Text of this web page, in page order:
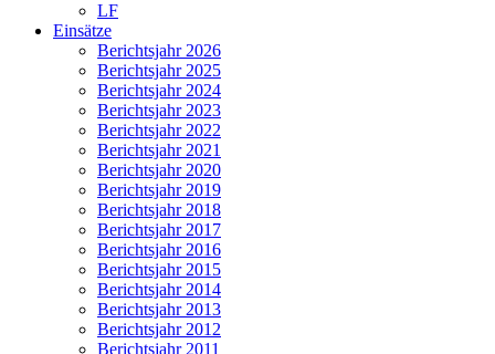
LF
Einsätze
Berichtsjahr 2026
Berichtsjahr 2025
Berichtsjahr 2024
Berichtsjahr 2023
Berichtsjahr 2022
Berichtsjahr 2021
Berichtsjahr 2020
Berichtsjahr 2019
Berichtsjahr 2018
Berichtsjahr 2017
Berichtsjahr 2016
Berichtsjahr 2015
Berichtsjahr 2014
Berichtsjahr 2013
Berichtsjahr 2012
Berichtsjahr 2011